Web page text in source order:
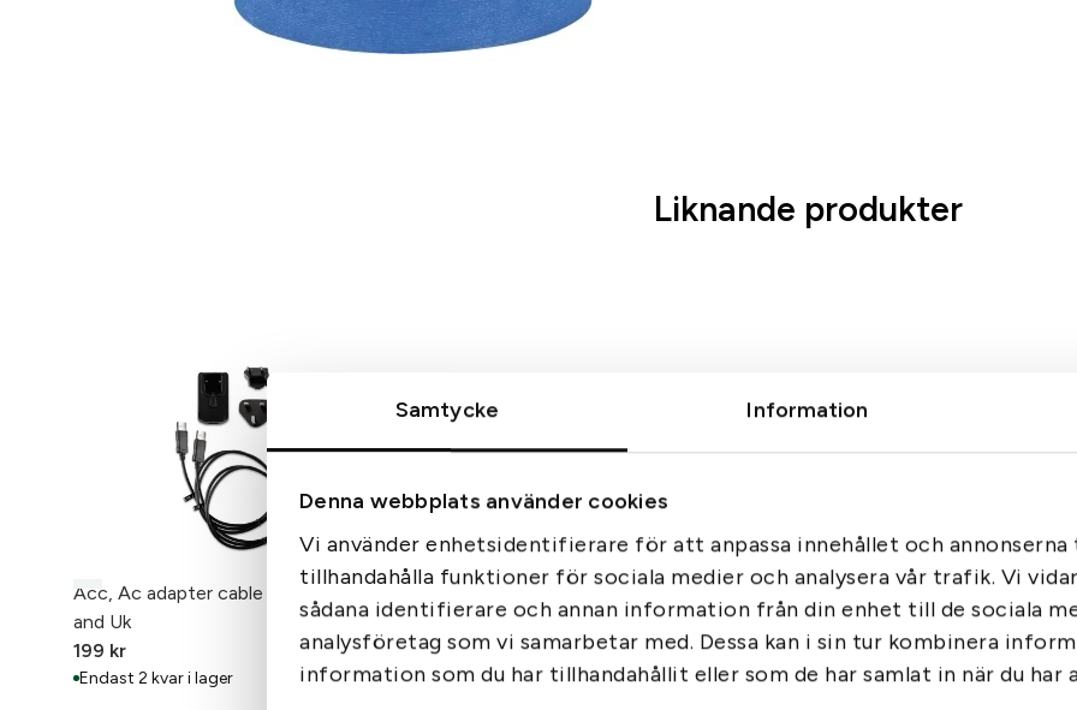
Samtycke Information
Denna webbplats använder cookies
Vi använder enhetsidentifierare för att anpassa innehållet och annonserna
tillhandahålla funktioner för sociala medier och analysera vår trafik. Vi
sådana identifierare och annan information från din enhet till de sociala
analysföretag som vi samarbetar med. Dessa kan i sin tur kombinera
information som du har tillhandahållit eller som de har samlat in när du har
Liknande produkter
Acc, Ac adapter cable micro B, Eu
and Uk
199 kr
Endast 2 kvar i lager
Gå till : Acc, Ac adapter cable micro B, Eu and Uk
Aimpoint
Aimpoint Battery. cap w strap kit
M4/MPS3
335kr
I lager
Blodstoppare Tourniquet
429kr
I lager